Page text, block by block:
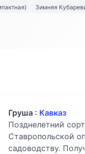
Зимняя
Груша : Кавказ
Позднелетний
Ставропольской
садоводству.